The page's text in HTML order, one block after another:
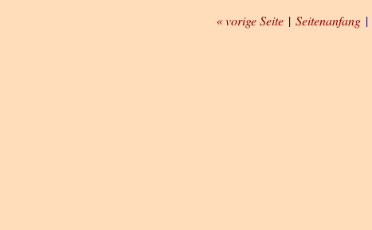
« vorige Seite | Seitenanfang |